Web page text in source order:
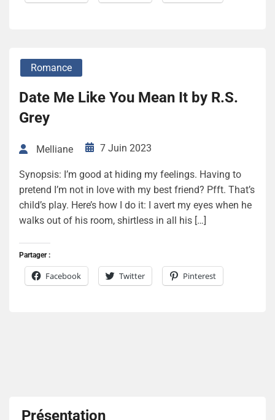
Romance
Date Me Like You Mean It by R.S.
Grey
Melliane 7 Juin 2023
Synopsis: I’m good at hiding my feelings. Having to
pretend I’m not in love with my best friend? Pfft. That’s
child’s play. Here’s how I do it: I avert my eyes when he
walks out of his room, shirtless in all his […]
Partager :
Facebook Twitter Pinterest
Présentation